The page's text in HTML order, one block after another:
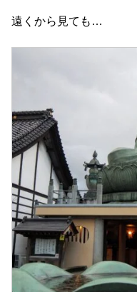
遠くから見ても…